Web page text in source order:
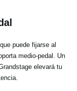
puede fijarse al
medio-pedal. Un
elevará tu